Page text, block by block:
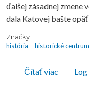
ďalšej zásadnej zmene
dala Katovej bašte
Značky
história
historické centrum
Čítať viaco Log